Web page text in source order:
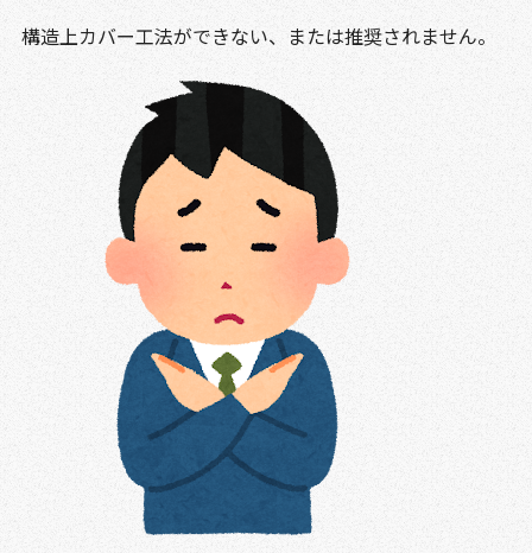
構造上カバー工法ができない、または推奨されません。